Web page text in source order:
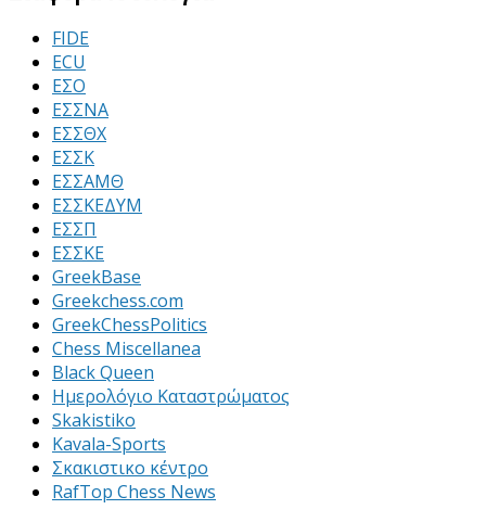
FIDE
ECU
ΕΣΟ
ΕΣΣΝΑ
ΕΣΣΘΧ
ΕΣΣΚ
ΕΣΣΑΜΘ
ΕΣΣΚΕΔΥΜ
ΕΣΣΠ
ΕΣΣΚΕ
GreekBase
Greekchess.com
GreekChessPolitics
Chess Miscellanea
Black Queen
Ημερολόγιο Καταστρώματος
Skakistiko
Kavala-Sports
Σκακιστικο κέντρο
RafTop Chess News